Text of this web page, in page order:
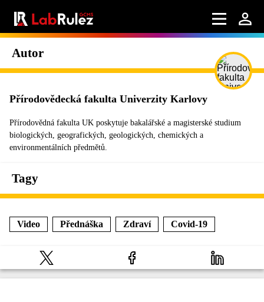
Autor
Přírodovědecká fakulta Univerzity Karlovy
Přírodovědná fakulta UK poskytuje bakalářské a magisterské studium
biologických, geografických, geologických, chemických a
environmentálních předmětů.
Tagy
Video Přednáška Zdraví Covid-19